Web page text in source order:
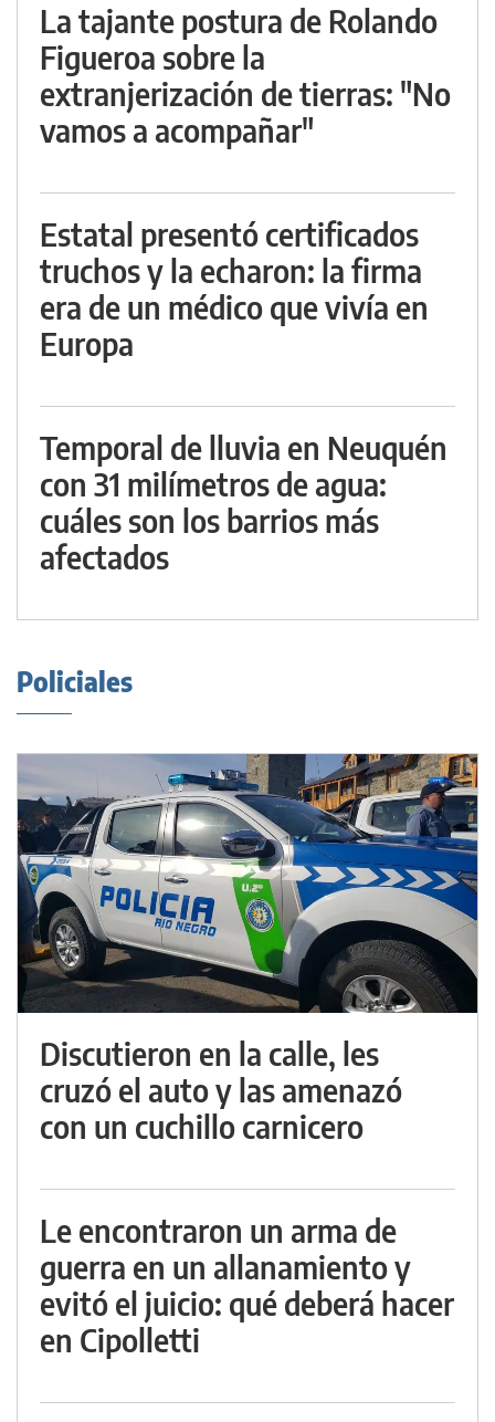
La tajante postura de Rolando
Figueroa sobre la
extranjerización de tierras: "No
vamos a acompañar"
Estatal presentó certificados
truchos y la echaron: la firma
era de un médico que vivía en
Europa
Temporal de lluvia en Neuquén
con 31 milímetros de agua:
cuáles son los barrios más
afectados
Policiales
Discutieron en la calle, les
cruzó el auto y las amenazó
con un cuchillo carnicero
Le encontraron un arma de
guerra en un allanamiento y
evitó el juicio: qué deberá hacer
en Cipolletti